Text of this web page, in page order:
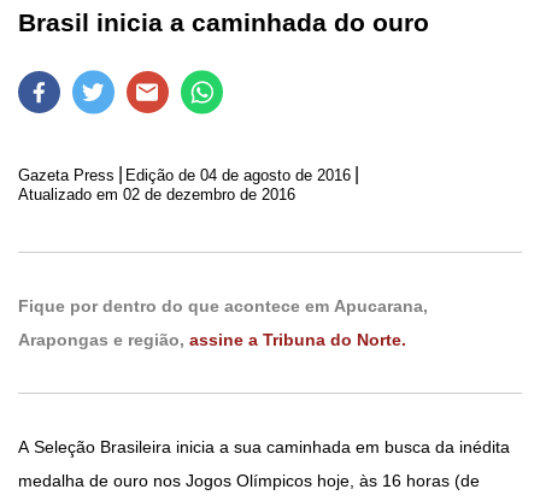
Brasil inicia a caminhada do ouro
Gazeta Press Edição de 04 de agosto de 2016
Atualizado em 02 de dezembro de 2016
Fique por dentro do que acontece em Apucarana,
Arapongas e região, assine a Tribuna do Norte.
A Seleção Brasileira inicia a sua caminhada em busca da inédita
medalha de ouro nos Jogos Olímpicos hoje, às 16 horas (de